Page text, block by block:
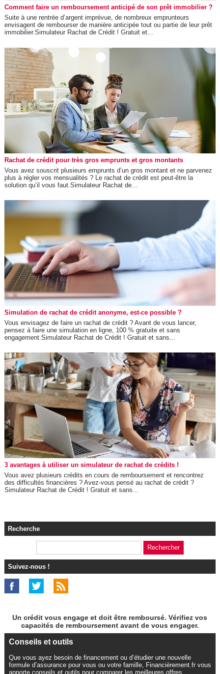
Comment faire un remboursement anticipé de son prêt immobilier ?
Suite à une rentrée d’argent imprévue, de nombreux emprunteurs
envisagent de rembourser de manière anticipée tout ou partie de leur prêt
immobilier.Simulateur Rachat de Crédit ! Gratuit et...
Rachat de crédit pour très gros emprunts et gros montants
Vous avez souscrit plusieurs emprunts d’un gros montant et ne parvenez
plus à régler vos mensualités ? Le rachat de crédit est peut-être la
solution qu’il vous faut.Simulateur Rachat de...
Simulation de rachat de crédit anonyme, est-ce possible ?
Vous envisagez de faire un rachat de crédit ? Avant de vous lancer,
pensez à faire une simulation en ligne, 100 % gratuite et sans
engagement.Simulateur Rachat de Crédit ! Gratuit et sans...
3 avantages à utiliser un simulateur de rachat de crédits !
Vous avez plusieurs crédits en cours de remboursement et rencontrez
des difficultés financières ? Avez-vous pensé au rachat de crédit ?
Simulateur Rachat de Crédit ! Gratuit et sans...
Recherche
Suivez-nous !
Un crédit vous engage et doit être remboursé. Vérifiez vos
capacités de remboursement avant de vous engager.
Conseils et outils
Que vous ayez besoin de financement ou d’étudier une nouvelle
formule d’assurance pour vous ou votre famille, Financièrement.fr vous
apporte conseils et outils pour comparer les meilleures offres.